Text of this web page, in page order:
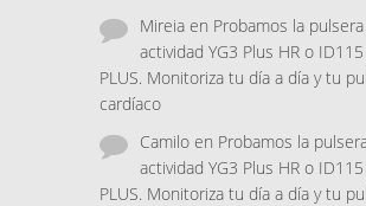
Mireia en Probamos la
actividad YG3 Plus HR o
PLUS. Monitoriza tu día a día y tu
cardíaco
Camilo en Probamos la
actividad YG3 Plus HR o
PLUS. Monitoriza tu día a día y tu